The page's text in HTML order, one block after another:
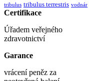
tribulus tribulus terrestris vodnár
Certifikace
Úřadem veřejného
zdravotnictví
Garance
vrácení peněz za